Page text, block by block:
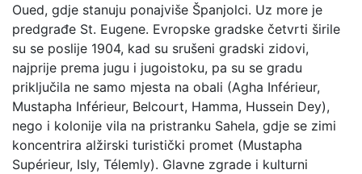
Oued, gdje stanuju ponajviše Španjolci. Uz more je
predgrađe St. Eugene. Evropske gradske četvrti širile
su se poslije 1904, kad su srušeni gradski zidovi,
najprije prema jugu i jugoistoku, pa su se gradu
priključila ne samo mjesta na obali (Agha Inférieur,
Mustapha Inférieur, Belcourt, Hamma, Hussein Dey),
nego i kolonije vila na pristranku Sahela, gdje se zimi
koncentrira alžirski turistički promet (Mustapha
Supérieur, Isly, Télemly). Glavne zgrade i kulturni